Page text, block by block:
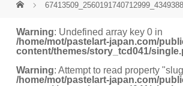
Warning: Undefined array key 0 in
/home/mot/pastelart-japan.com/
content/themes/story_tcd041/
Warning: Attempt to read property
/home/mot/pastelart-japan.com/